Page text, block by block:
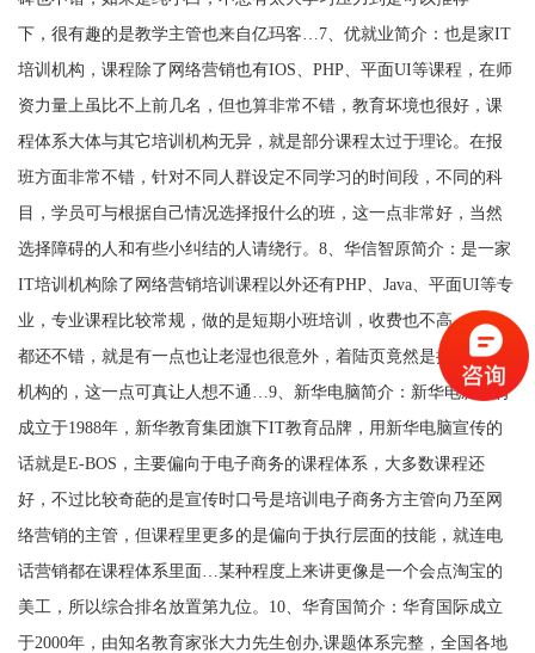
下，很有趣的是教学主管也来自亿玛客…7、优就业简介：也是家IT
培训机构，课程除了网络营销也有IOS、PHP、平面UI等课程，在师
资力量上虽比不上前几名，但也算非常不错，教育坏境也很好，课
程体系大体与其它培训机构无异，就是部分课程太过于理论。在报
班方面非常不错，针对不同人群设定不同学习的时间段，不同的科
目，学员可与根据自己情况选择报什么的班，这一点非常好，当然
选择障碍的人和有些小纠结的人请绕行。8、华信智原简介：是一家
IT培训机构除了网络营销培训课程以外还有PHP、Java、平面UI等专
业，专业课程比较常规，做的是短期小班培训，收费也不高，一切
都还不错，就是有一点也让老湿也很意外，着陆页竟然是抄袭其它
机构的，这一点可真让人想不通…9、新华电脑简介：新华电脑教育
成立于1988年，新华教育集团旗下IT教育品牌，用新华电脑宣传的
话就是E-BOS，主要偏向于电子商务的课程体系，大多数课程还
好，不过比较奇葩的是宣传时口号是培训电子商务方主管向乃至网
络营销的主管，但课程里更多的是偏向于执行层面的技能，就连电
话营销都在课程体系里面…某种程度上来讲更像是一个会点淘宝的
美工，所以综合排名放置第九位。10、华育国简介：华育国际成立
于2000年，由知名教育家张大力先生创办,课题体系完整，全国各地